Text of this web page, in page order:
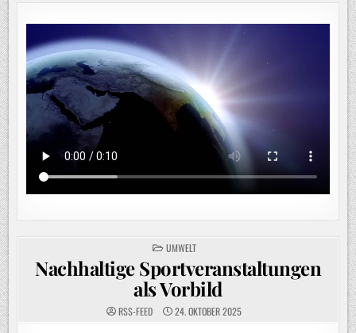
POSTED
IN
UMWELT
Nachhaltige Sportveranstaltungen
als Vorbild
RSS-FEED 24. OKTOBER 2025